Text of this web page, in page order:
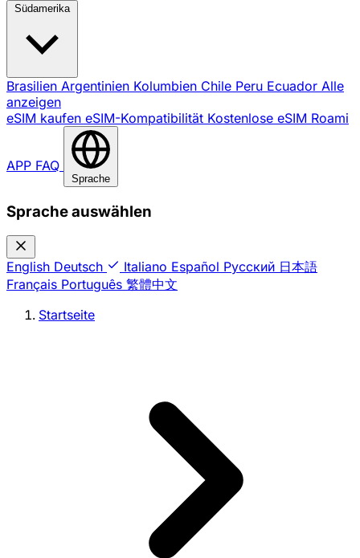
Südamerika
Brasilien Argentinien Kolumbien Chile Peru Ecuador Alle
anzeigen
eSIM kaufen eSIM-Kompatibilität Kostenlose eSIM Roami
APP FAQ
Sprache
Sprache auswählen
English Deutsch Italiano Español Русский 日本語
Français Português 繁體中文
Startseite